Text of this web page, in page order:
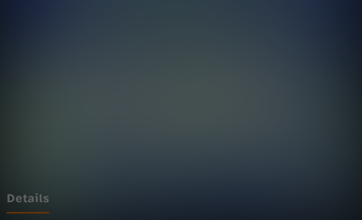
r
Details